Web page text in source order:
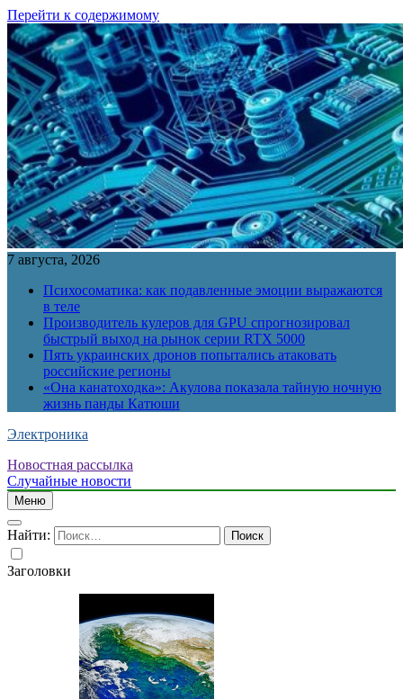
Перейти к содержимому
7 августа, 2026
Психосоматика: как подавленные эмоции выражаются
в теле
Производитель кулеров для GPU спрогнозировал
быстрый выход на рынок серии RTX 5000
Пять украинских дронов попытались атаковать
российские регионы
«Она канатоходка»: Акулова показала тайную ночную
жизнь панды Катюши
Электроника
Новостная рассылка
Случайные новости
Меню
Найти:
Заголовки